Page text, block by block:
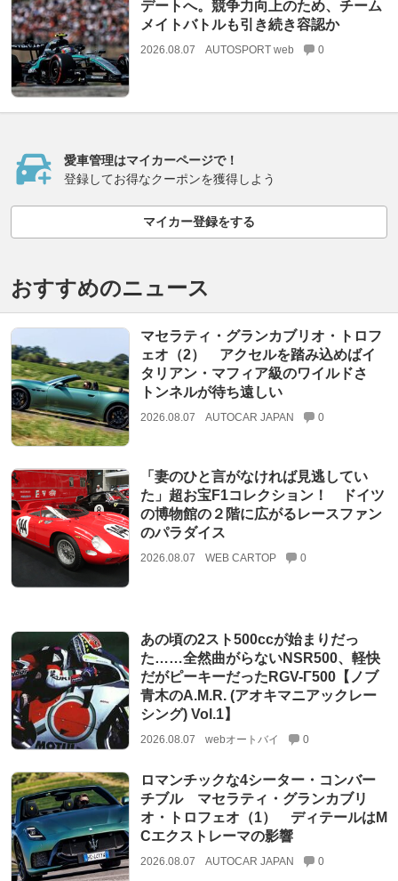
デートへ。競争力向上のため、チーム
メイトバトルも引き続き容認か
2026.08.07 AUTOSPORT web 0
愛車管理はマイカーページで！
登録してお得なクーポンを獲得しよう
マイカー登録をする
おすすめのニュース
マセラティ・グランカブリオ・トロフ
ェオ（2） アクセルを踏み込めばイ
タリアン・マフィア級のワイルドさ
トンネルが待ち遠しい
2026.08.07 AUTOCAR JAPAN 0
「妻のひと言がなければ見逃してい
た」超お宝F1コレクション！ ドイツ
の博物館の２階に広がるレースファン
のパラダイス
2026.08.07 WEB CARTOP 0
あの頃の2スト500ccが始まりだっ
た……全然曲がらないNSR500、軽快
だがピーキーだったRGV-Γ500【ノブ
青木のA.M.R. (アオキマニアックレー
シング) Vol.1】
2026.08.07 webオートバイ 0
ロマンチックな4シーター・コンバー
チブル マセラティ・グランカブリ
オ・トロフェオ（1） ディテールはM
Cエクストレーマの影響
2026.08.07 AUTOCAR JAPAN 0